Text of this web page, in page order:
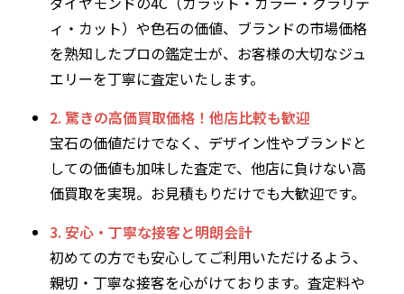
ィ・カット）や色石の価値、ブランドの市場価格
を熟知したプロの鑑定士が、お客様の大切なジュ
エリーを丁寧に査定いたします。
2. 驚きの高価買取価格！他店比較も歓迎
宝石の価値だけでなく、デザイン性やブランドと
しての価値も加味した査定で、他店に負けない高
価買取を実現。お見積もりだけでも大歓迎です。
3. 安心・丁寧な接客と明朗会計
初めての方でも安心してご利用いただけるよう、
親切・丁寧な接客を心がけております。査定料や